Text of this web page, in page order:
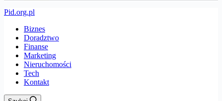
Pid.org.pl
Biznes
Doradztwo
Finanse
Marketing
Nieruchomości
Tech
Kontakt